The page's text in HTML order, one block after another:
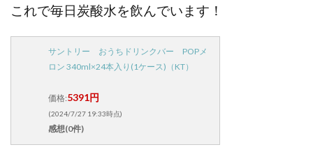
これで毎日炭酸水を飲んでいます！
サントリー おうちドリンクバー POPメ
ロン 340ml×24本入り(1ケース)（KT）
価格:5391円
(2024/7/27 19:33時点)
感想(0件)